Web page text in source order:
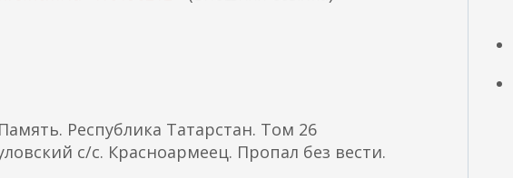
я
я
Республика Татарстан. Том 26
с/с. Красноармеец. Пропал без вести.